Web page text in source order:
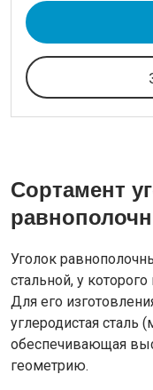
Сортамент
Уголок
стальной, у
Для его
углеродистая сталь
обеспечивающая
геометрию.